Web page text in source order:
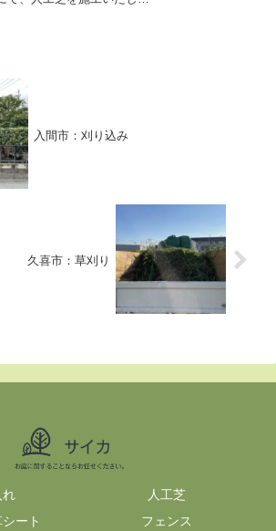
入間市：刈り込み
久喜市：草刈り
れ
人工芝
ート
フェンス